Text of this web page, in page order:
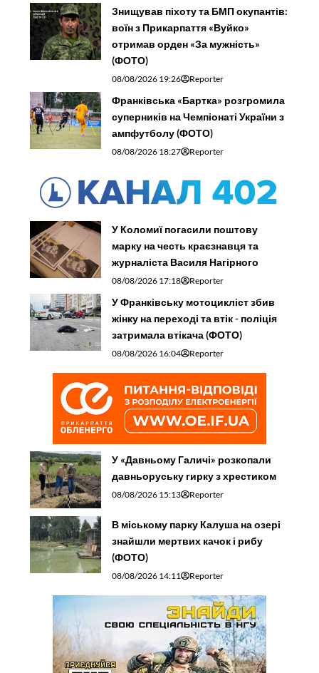
Знищував піхоту та БМП окупантів:
воїн з Прикарпаття «Вуйко»
отримав орден «За мужність»
(ФОТО)
08/08/2026 19:26 Reporter
Франківська «Бартка» розгромила
суперників на Чемпіонаті України з
ампфутболу (ФОТО)
08/08/2026 18:27 Reporter
У Коломиї погасили поштову
марку на честь краєзнавця та
журналіста Василя Нагірного
08/08/2026 17:18 Reporter
У Франківську мотоцикліст збив
жінку на переході та втік - поліція
затримала втікача (ФОТО)
08/08/2026 16:04 Reporter
У «Давньому Галичі» розкопали
давньоруську гирку з хрестиком
08/08/2026 15:13 Reporter
В міському парку Калуша на озері
знайшли мертвих качок і рибу
(ФОТО)
08/08/2026 14:11 Reporter